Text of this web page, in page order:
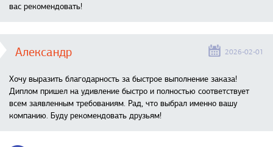
вас рекомендовать!
Александр 2026-02-01
Хочу выразить благодарность за быстрое выполнение заказа!
Диплом пришел на удивление быстро и полностью соответствует
всем заявленным требованиям. Рад, что выбрал именно вашу
компанию. Буду рекомендовать друзьям!